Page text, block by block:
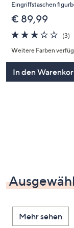
Eingriffstaschen
€ 89,99
3.0
von
5
(3)3
Weitere Farben
In den
Mehr sehen